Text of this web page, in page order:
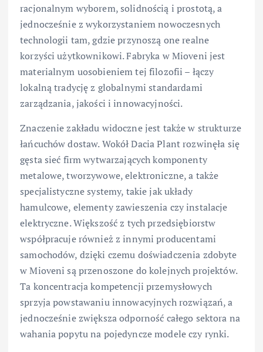
racjonalnym wyborem, solidnością i prostotą, a
jednocześnie z wykorzystaniem nowoczesnych
technologii tam, gdzie przynoszą one realne
korzyści użytkownikowi. Fabryka w Mioveni jest
materialnym uosobieniem tej filozofii – łączy
lokalną tradycję z globalnymi standardami
zarządzania, jakości i innowacyjności.
Znaczenie zakładu widoczne jest także w strukturze
łańcuchów dostaw. Wokół Dacia Plant rozwinęła się
gęsta sieć firm wytwarzających komponenty
metalowe, tworzywowe, elektroniczne, a także
specjalistyczne systemy, takie jak układy
hamulcowe, elementy zawieszenia czy instalacje
elektryczne. Większość z tych przedsiębiorstw
współpracuje również z innymi producentami
samochodów, dzięki czemu doświadczenia zdobyte
w Mioveni są przenoszone do kolejnych projektów.
Ta koncentracja kompetencji przemysłowych
sprzyja powstawaniu innowacyjnych rozwiązań, a
jednocześnie zwiększa odporność całego sektora na
wahania popytu na pojedyncze modele czy rynki.